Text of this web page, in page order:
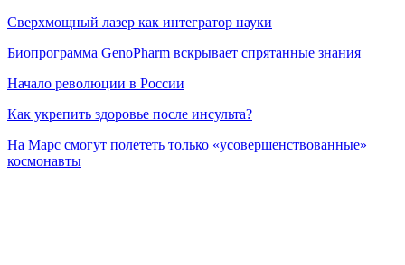
Сверхмощный лазер как интегратор науки
Биопрограмма GenoPharm вскрывает спрятанные знания
Начало революции в России
Как укрепить здоровье после инсульта?
На Марс смогут полететь только «усовершенствованные»
космонавты